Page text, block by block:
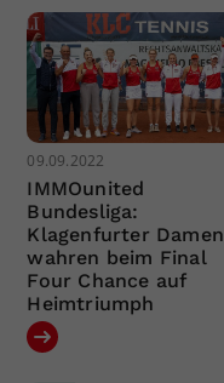
09.09.2022
IMMOunited
Bundesliga:
Klagenfurter Damen
wahren beim Final
Four Chance auf
Heimtriumph